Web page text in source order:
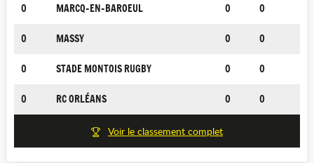
0 MARCQ-EN-BAROEUL 0 0
0 MASSY 0 0
0 STADE MONTOIS RUGBY 0 0
0 RC ORLÉANS 0 0
Voir le classement complet